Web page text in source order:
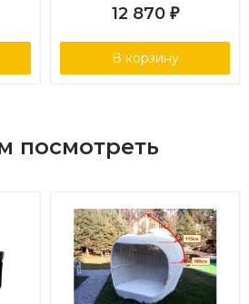
12 870 ₽
В корзину
посмотреть